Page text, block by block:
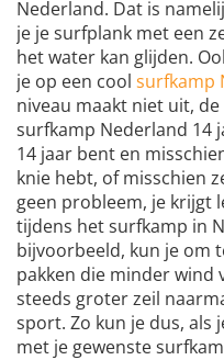
Nederland. Dat is
je je surfplank met een
het water kan glijden.
je op een cool surfkamp
niveau maakt niet uit,
surfkamp Nederland 14
14 jaar bent en
knie hebt, of misschien
geen probleem, je krijgt
tijdens het surfkamp in
bijvoorbeeld, kun je om
pakken die minder wind
steeds groter zeil
sport. Zo kun je dus, als
met je gewenste